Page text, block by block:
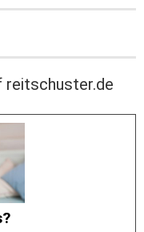
reitschuster.de